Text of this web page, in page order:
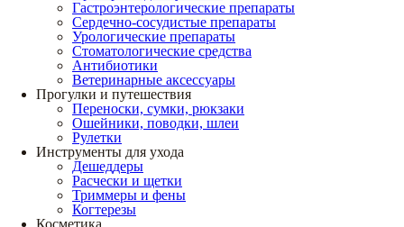
Гастроэнтерологические препараты
Сердечно-сосудистые препараты
Урологические препараты
Стоматологические средства
Антибиотики
Ветеринарные аксессуары
Прогулки и путешествия
Переноски, сумки, рюкзаки
Ошейники, поводки, шлеи
Рулетки
Инструменты для ухода
Дешеддеры
Расчески и щетки
Триммеры и фены
Когтерезы
Косметика